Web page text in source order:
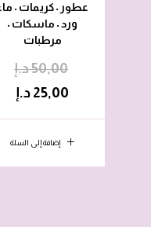
إضافة إلى السلة
عطور • كريمات •
ورد • ماسكات •
مرطبات
50,00د.إ
25,00 د.إ